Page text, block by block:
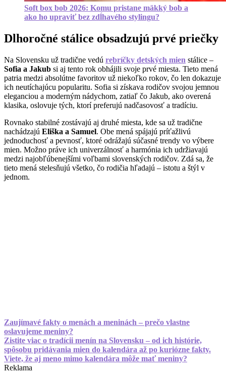
Soft box bob 2026: Komu pristane mäkký bob a
ako ho upraviť bez zdĺhavého stylingu?
Dlhoročné stálice obsadzujú prvé priečky
Na Slovensku už tradične vedú rebríčky detských mien stálice –
Sofia a Jakub si aj tento rok obhájili svoje prvé miesta. Tieto mená
patria medzi absolútne favoritov už niekoľko rokov, čo len dokazuje
ich neutíchajúcu popularitu. Sofia si získava rodičov svojou jemnou
eleganciou a moderným nádychom, zatiaľ čo Jakub, ako overená
klasika, oslovuje tých, ktorí preferujú nadčasovosť a tradíciu.
Rovnako stabilné zostávajú aj druhé miesta, kde sa už tradične
nachádzajú Eliška a Samuel. Obe mená spájajú príťažlivú
jednoduchosť a pevnosť, ktoré odrážajú súčasné trendy vo výbere
mien. Možno práve ich univerzálnosť a harmónia ich udržiavajú
medzi najobľúbenejšími voľbami slovenských rodičov. Zdá sa, že
tieto mená stelesňujú všetko, čo rodičia hľadajú – istotu a štýl v
jednom.
Zaujímavé fakty o menách a meninách – prečo vlastne
oslavujeme meniny?
Zistite viac o tradícii menín na Slovensku – od ich histórie,
spôsobu pridávania mien do kalendára až po kuriózne fakty.
Viete, že aj meno mimo kalendára môže mať meniny?
Reklama